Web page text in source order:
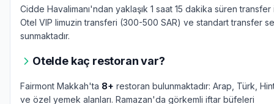
Cidde Havalimanı'ndan yaklaşık 1 saat 15 dakika süren transfer
Otel VIP limuzin transferi (300-500 SAR) ve standart transfer
sunmaktadır.
Otelde kaç restoran var?
Fairmont Makkah'ta 8+ restoran bulunmaktadır: Arap, Türk,
ve özel yemek alanları. Ramazan'da görkemli iftar büfeleri